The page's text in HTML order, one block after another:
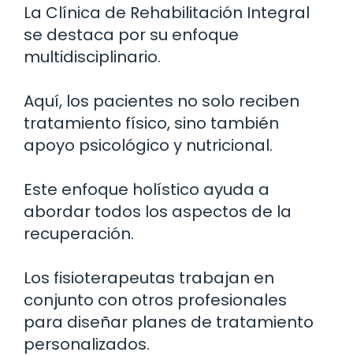
La Clínica de Rehabilitación Integral
se destaca por su enfoque
multidisciplinario.
Aquí, los pacientes no solo reciben
tratamiento físico, sino también
apoyo psicológico y nutricional.
Este enfoque holístico ayuda a
abordar todos los aspectos de la
recuperación.
Los fisioterapeutas trabajan en
conjunto con otros profesionales
para diseñar planes de tratamiento
personalizados.